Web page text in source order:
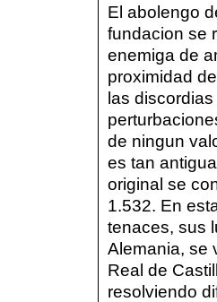
El abolengo
fundacion se
enemiga de
proximidad
las
de ningun
es tan
original se
1.532. En
tenaces, sus
Alemania, se
Real de
resolviendo